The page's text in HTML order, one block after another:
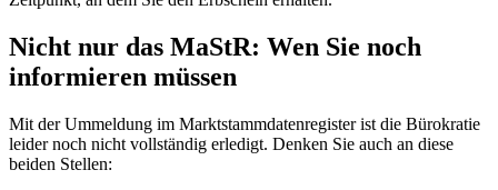
Nicht nur das MaStR: Wen Sie noch
informieren müssen
Mit der Ummeldung im Marktstammdatenregister ist die Bürokratie
leider noch nicht vollständig erledigt. Denken Sie auch an diese
beiden Stellen: